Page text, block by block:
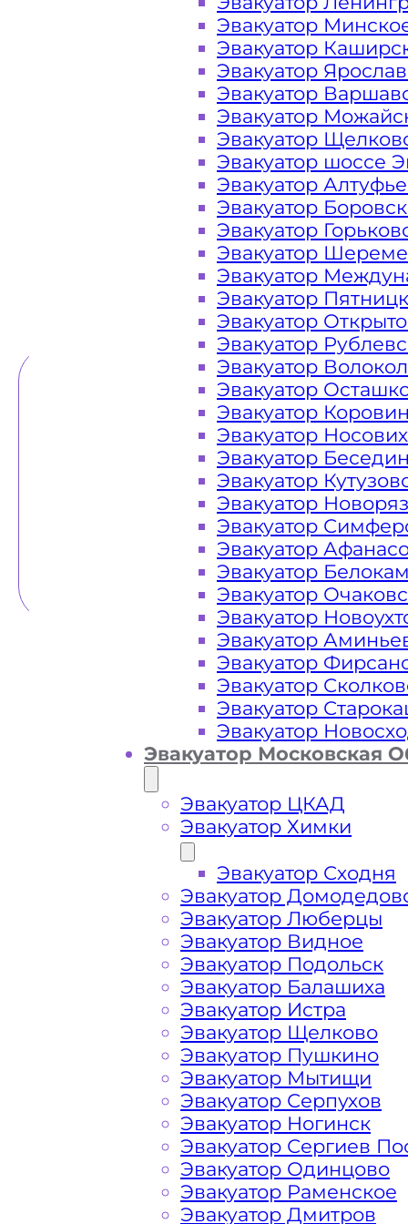
Закажите услугу "эвакуатор
сайте компании «МОБИ»
Вам необходимы услуги
недорого? Эвакуаторы «МОБИ»
Арбата 24 часа в сутки.
на дороге в любой ситуации и
WHATSAPP
Как
Арбат Москва?
Эвакуатор
Эвакуатор
Эвакуатор
Эвакуатор
Эвакуатор
Эвакуатор
Эвакуатор шоссе
Эвакуатор
Эвакуатор
Эвакуатор
Эвакуатор
Эвакуатор
Эвакуатор
Эвакуатор
Эвакуатор
Эвакуатор
Эвакуатор
Эвакуатор
Эвакуатор
Эвакуатор
Эвакуатор
Эвакуатор
Эвакуатор
Эвакуатор
Эвакуатор
Эвакуатор
Эвакуатор
Эвакуатор
Эвакуатор
Эвакуатор
Эвакуатор
Эвакуатор
Эвакуатор Московская
Эвакуатор ЦКАД
Эвакуатор Химки
Эвакуатор Сходня
Эвакуатор
Эвакуатор Люберцы
Эвакуатор Видное
Эвакуатор Подольск
Эвакуатор Балашиха
Эвакуатор Истра
Эвакуатор Щелково
Эвакуатор Пушкино
Эвакуатор Мытищи
Эвакуатор Серпухов
Эвакуатор Ногинск
Эвакуатор Сергиев
Эвакуатор Одинцово
Эвакуатор Раменское
Эвакуатор Дмитров